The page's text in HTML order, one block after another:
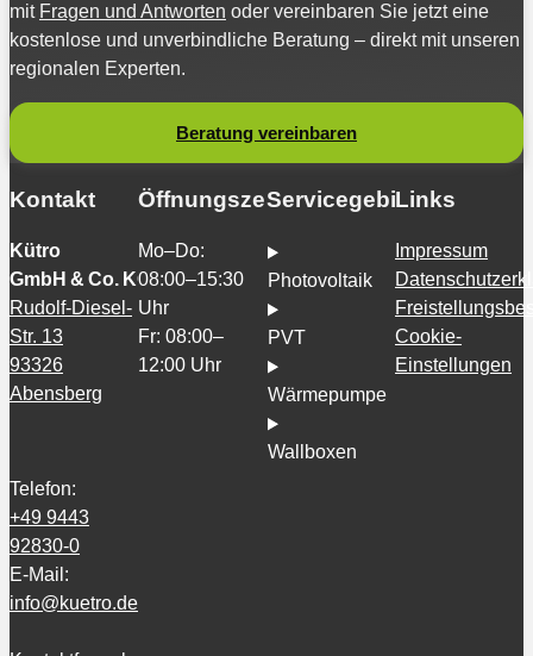
mit Fragen und Antworten oder vereinbaren Sie jetzt eine
kostenlose und unverbindliche Beratung – direkt mit unseren
regionalen Experten.
Beratung vereinbaren
Kontakt
Kütro
GmbH & Co. KG
Rudolf-Diesel-
Str. 13
93326
Abensberg
Telefon:
+49 9443
92830-0
E-Mail:
info@kuetro.de
Öffnungszeiten
Mo–Do:
08:00–15:30
Uhr
Fr: 08:00–
12:00 Uhr
Servicegebiete
Photovoltaik
PVT
Wärmepumpe
Wallboxen
Links
Impressum
Cookie-
Einstellungen